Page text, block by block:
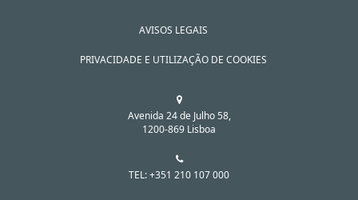
AVISOS LEGAIS
PRIVACIDADE E UTILIZAÇÃO DE COOKIES
Avenida 24 de Julho 58,
1200-869 Lisboa
TEL: +351 210 107 000